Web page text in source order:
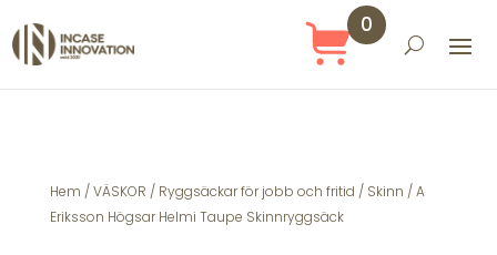
0
Hem /VÄSKOR / Ryggsäckar för jobb och fritid / Skinn / A
Eriksson Högsar Helmi Taupe Skinnryggsäck